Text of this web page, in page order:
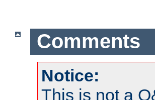
Comments
Notice:
This is not a